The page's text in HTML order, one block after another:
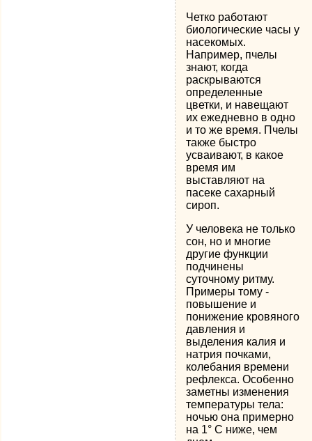
Четко работают
биологические часы у
насекомых.
Например, пчелы
знают, когда
раскрываются
определенные
цветки, и навещают
их ежедневно в одно
и то же время. Пчелы
также быстро
усваивают, в какое
время им
выставляют на
пасеке сахарный
сироп.
У человека не только
сон, но и многие
другие функции
подчинены
суточному ритму.
Примеры тому -
повышение и
понижение кровяного
давления и
выделения калия и
натрия почками,
колебания времени
рефлекса. Особенно
заметны изменения
температуры тела:
ночью она примерно
на 1° С ниже, чем